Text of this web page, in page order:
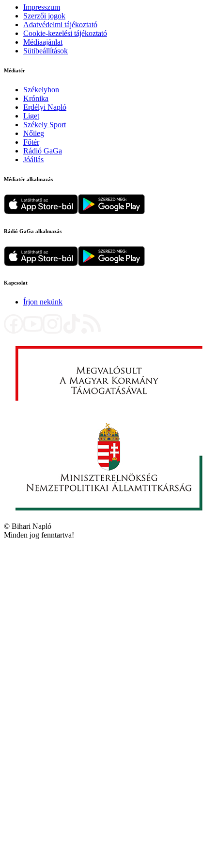
Impresszum
Szerzői jogok
Adatvédelmi tájékoztató
Cookie-kezelési tájékoztató
Médiaajánlat
Sütibeállítások
Médiatér
Székelyhon
Krónika
Erdélyi Napló
Liget
Székely Sport
Nőileg
Főtér
Rádió GaGa
Jóállás
Médiatér alkalmazás
Rádió GaGa alkalmazás
Kapcsolat
Írjon nekünk
© Bihari Napló |
Minden jog fenntartva!